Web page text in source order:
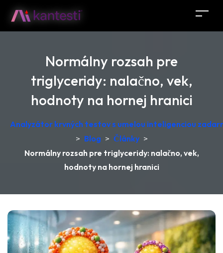
Normálny rozsah pre
triglyceridy: nalačno, vek,
hodnoty na hornej hranici
Analyzátor krvných testov s umelou inteligenciou
> Blog > Články >
Normálny rozsah pre triglyceridy: nalačno, vek,
hodnoty na hornej hranici